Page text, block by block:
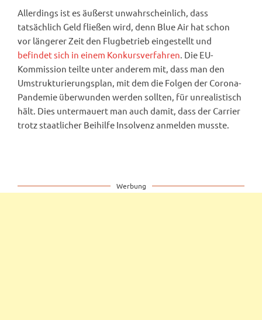
Allerdings ist es äußerst unwahrscheinlich, dass
tatsächlich Geld fließen wird, denn Blue Air hat schon
vor längerer Zeit den Flugbetrieb eingestellt und
befindet sich in einem Konkursverfahren. Die EU-
Kommission teilte unter anderem mit, dass man den
Umstrukturierungsplan, mit dem die Folgen der Corona-
Pandemie überwunden werden sollten, für unrealistisch
hält. Dies untermauert man auch damit, dass der Carrier
trotz staatlicher Beihilfe Insolvenz anmelden musste.
Werbung